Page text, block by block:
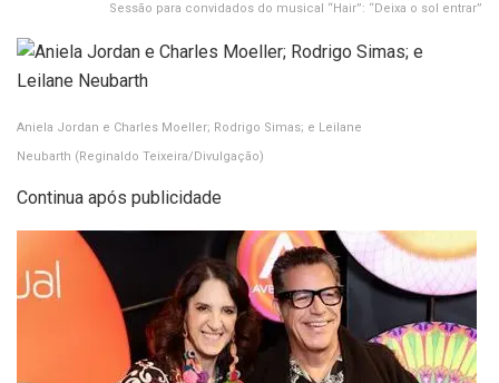
Sessão para convidados do musical “Hair”: “Deixa o sol entrar”
Aniela Jordan e Charles Moeller; Rodrigo Simas; e Leilane
Neubarth (Reginaldo Teixeira/Divulgação)
Continua após publicidade